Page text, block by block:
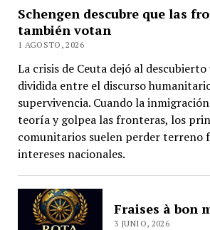
Schengen descubre que las
también votan
1 AGOSTO, 2026
La crisis de Ceuta dejó al
dividida entre el discurso
supervivencia. Cuando la
teoría y golpea las fronteras, los
comunitarios suelen perder terreno
intereses nacionales.
Fraises à bon
3 JUNIO, 2026